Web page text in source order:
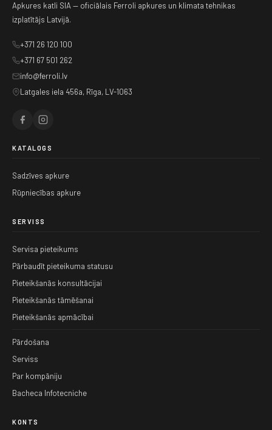
Apkures katli SIA — oficiālais Ferroli apkures un klimata tehnikas
izplatītājs Latvijā.
+371 26 120 100
+371 67 501 262
info@ferroli.lv
Latgales iela 456a, Rīga, LV-1063
KATALOGS
Sadzīves apkure
Rūpniecības apkure
SERVISS
Servisa pieteikums
Pārbaudīt pieteikuma statusu
Pieteikšanās konsultācijai
Pieteikšanās tāmēšanai
Pieteikšanās apmācībai
Pārdošana
Serviss
Par kompāniju
Bacheca Infotecniche
KONTS